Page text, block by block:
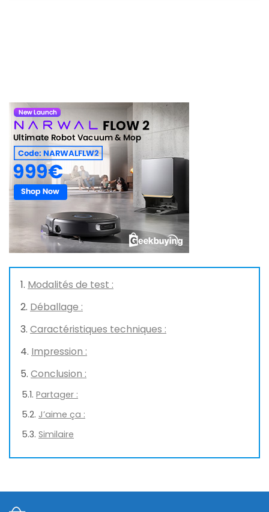
Modalités de test :
Déballage :
Caractéristiques techniques :
Impression :
Conclusion :
Partager :
J’aime ça :
Similaire